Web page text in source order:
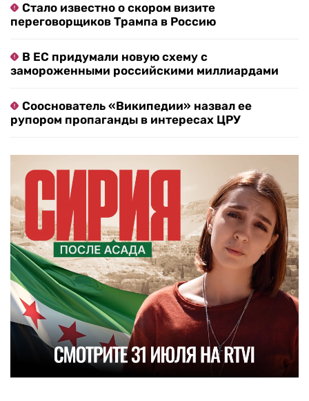
Стало известно о скором визите
переговорщиков Трампа в Россию
В ЕС придумали новую схему с
замороженными российскими миллиардами
Сооснователь «Википедии» назвал ее
рупором пропаганды в интересах ЦРУ